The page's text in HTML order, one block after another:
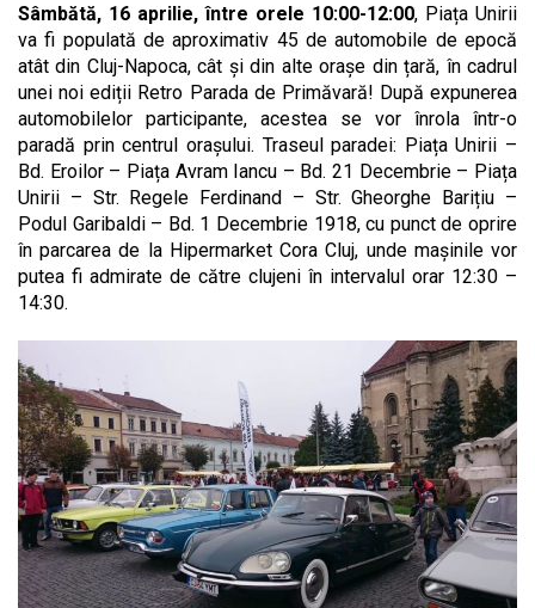
Sâmbătă, 16 aprilie, între orele 10:00-12:00, Piața Unirii
va fi populată de aproximativ 45 de automobile de epocă
atât din Cluj-Napoca, cât și din alte orașe din țară, în cadrul
unei noi ediții Retro Parada de Primăvară! După expunerea
automobilelor participante, acestea se vor înrola într-o
paradă prin centrul orașului. Traseul paradei: Piața Unirii –
Bd. Eroilor – Piața Avram Iancu – Bd. 21 Decembrie – Piața
Unirii – Str. Regele Ferdinand – Str. Gheorghe Barițiu –
Podul Garibaldi – Bd. 1 Decembrie 1918, cu punct de oprire
în parcarea de la Hipermarket Cora Cluj, unde mașinile vor
putea fi admirate de către clujeni în intervalul orar 12:30 –
14:30.